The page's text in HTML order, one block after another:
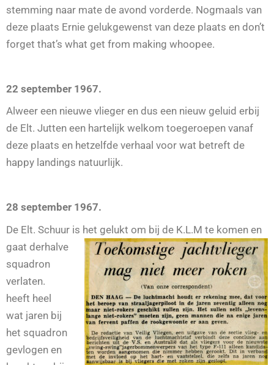
stemming naar mate de avond vorderde. Nogmaals van
deze plaats Ernie gelukgewenst van deze plaats en don’t
forget that’s what get from making whoopee.
22 september 1967.
Alweer een nieuwe vlieger en dus een nieuw geluid erbij
de Elt. Jutten een hartelijk welkom toegeroepen vanaf
deze plaats en hetzelfde verhaal voor wat betreft de
happy landings natuurlijk.
28 september 1967.
De Elt. Schuur is het gelukt om bij de K.L.M te komen en
gaat derhalve
squadron
verlaten.
heeft heel
wat jaren bij
het squadron
gevlogen en